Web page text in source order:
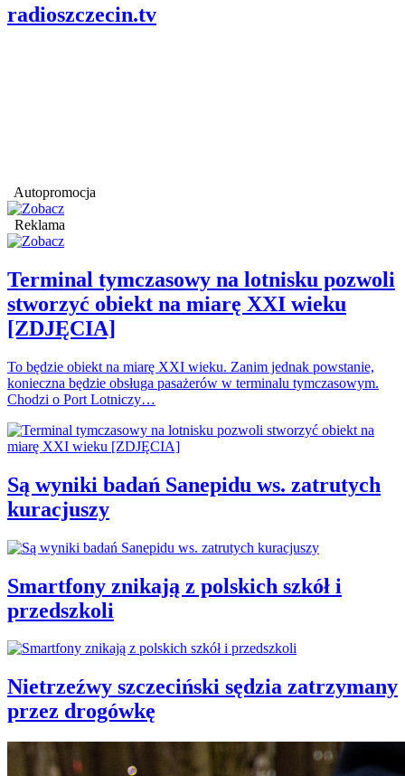
radioszczecin.tv
Autopromocja
Reklama
Terminal tymczasowy na lotnisku pozwoli
stworzyć obiekt na miarę XXI wieku
[ZDJĘCIA]
To będzie obiekt na miarę XXI wieku. Zanim jednak powstanie,
konieczna będzie obsługa pasażerów w terminalu tymczasowym.
Chodzi o Port Lotniczy…
Są wyniki badań Sanepidu ws. zatrutych
kuracjuszy
Smartfony znikają z polskich szkół i
przedszkoli
Nietrzeźwy szczeciński sędzia zatrzymany
przez drogówkę